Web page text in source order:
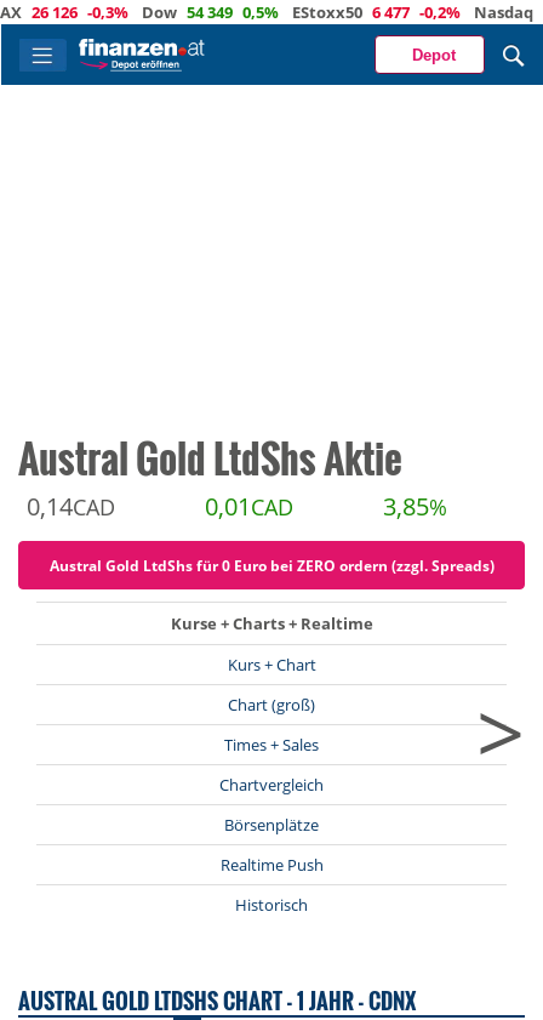
126 -0,3% Dow 54 349 0,5% EStoxx50 6 477 -0,2% Nasdaq 29
Depot
Austral Gold LtdShs Aktie
0,14CAD 0,01 CAD 3,85%
Austral Gold LtdShs für 0 Euro bei ZERO ordern (zzgl. Spreads)
Kurse + Charts + Realtime
Kurs + Chart
Chart (groß)
Times + Sales
Chartvergleich
Börsenplätze
Realtime Push
Historisch
>
AUSTRAL GOLD LTDSHS CHART - 1 JAHR - CDNX